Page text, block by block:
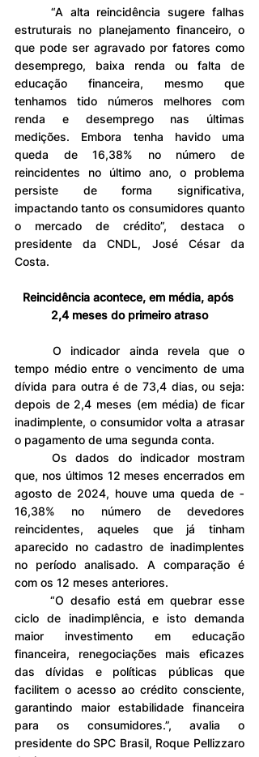
estruturais no planejamento financeiro, o
que pode ser agravado por fatores como
desemprego, baixa renda ou falta de
educação financeira, mesmo que
tenhamos tido números melhores com
renda e desemprego nas últimas
medições. Embora tenha havido uma
queda de 16,38% no número de
reincidentes no último ano, o problema
persiste de forma significativa,
impactando tanto os consumidores quanto
o mercado de crédito”, destaca o
presidente da CNDL, José César da
Costa.
Reincidência acontece, em média, após
2,4 meses do primeiro atraso
	O indicador ainda revela que o
tempo médio entre o vencimento de uma
dívida para outra é de 73,4 dias, ou seja:
depois de 2,4 meses (em média) de ficar
inadimplente, o consumidor volta a atrasar
o pagamento de uma segunda conta.
	Os dados do indicador mostram
que, nos últimos 12 meses encerrados em
agosto de 2024, houve uma queda de ‐
16,38% no número de devedores
reincidentes, aqueles que já tinham
aparecido no cadastro de inadimplentes
no período analisado. A comparação é
com os 12 meses anteriores.
	“O desafio está em quebrar esse
ciclo de inadimplência, e isto demanda
maior investimento em educação
financeira, renegociações mais eficazes
das dívidas e políticas públicas que
facilitem o acesso ao crédito consciente,
garantindo maior estabilidade financeira
para os consumidores.”, avalia o
presidente do SPC Brasil, Roque Pellizzaro